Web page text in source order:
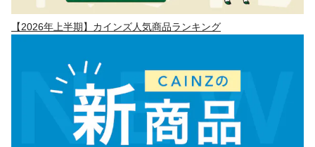
【2026年上半期】カインズ人気商品ランキング